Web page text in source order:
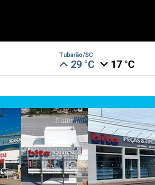
Tubarão/SC
29 °C 17 °C